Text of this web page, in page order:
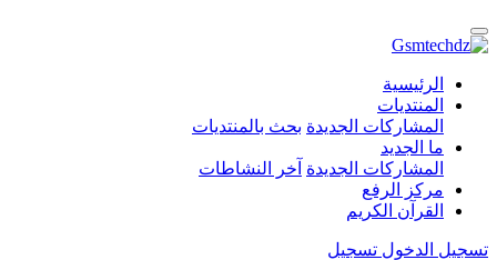
الرئيسية
المنتديات
المشاركات الجديدة بحث بالمنتديات
ما الجديد
المشاركات الجديدة آخر النشاطات
مركز الرفع
القرآن الكريم
تسجيل الدخول تسجيل